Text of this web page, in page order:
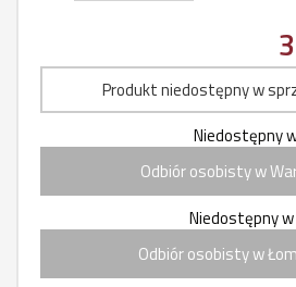
Produkt niedostępny w
Niedostępny
Odbiór osobisty w
Niedostępny
Odbiór osobisty w